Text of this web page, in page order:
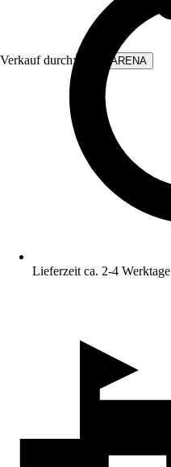
Verkauf durch: WALLARENA
Lieferzeit ca. 2-4 Werktage